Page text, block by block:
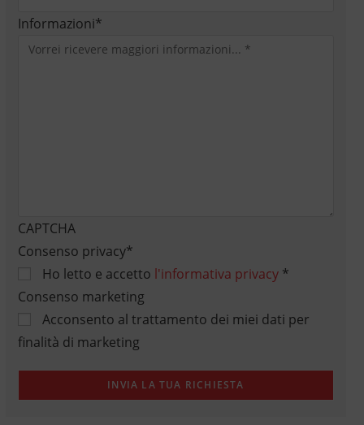
Informazioni*
CAPTCHA
Consenso privacy*
Ho letto e accetto l'informativa privacy*
Consenso marketing
Acconsento al trattamento dei miei dati per
finalità di marketing